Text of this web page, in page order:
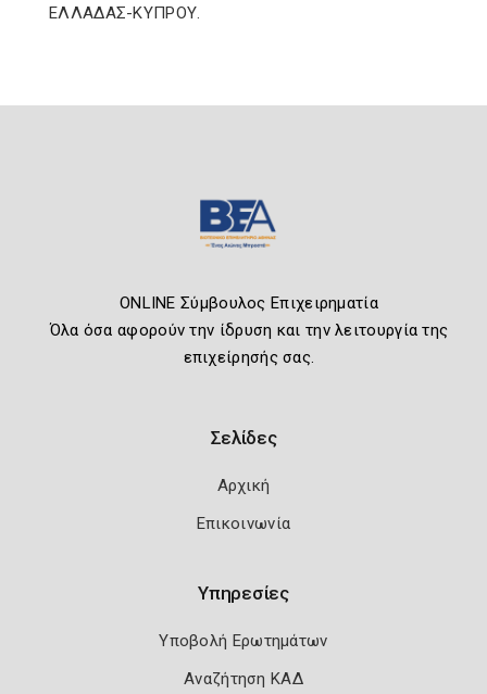
ΕΛΛΑΔΑΣ-ΚΥΠΡΟΥ.
ONLINE Σύμβουλος Επιχειρηματία
Όλα όσα αφορούν την ίδρυση και την λειτουργία της
επιχείρησής σας.
Σελίδες
Αρχική
Επικοινωνία
Υπηρεσίες
Υποβολή Ερωτημάτων
Αναζήτηση ΚΑΔ